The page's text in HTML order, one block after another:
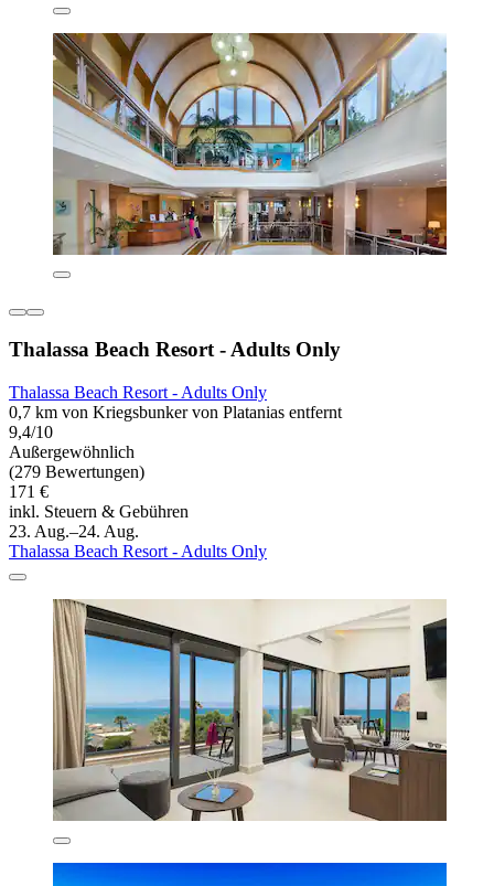
Thalassa Beach Resort - Adults Only
Thalassa Beach Resort - Adults Only
0,7 km von Kriegsbunker von Platanias entfernt
9,4/10
Außergewöhnlich
(279 Bewertungen)
171 €
inkl. Steuern & Gebühren
23. Aug.–24. Aug.
Thalassa Beach Resort - Adults Only